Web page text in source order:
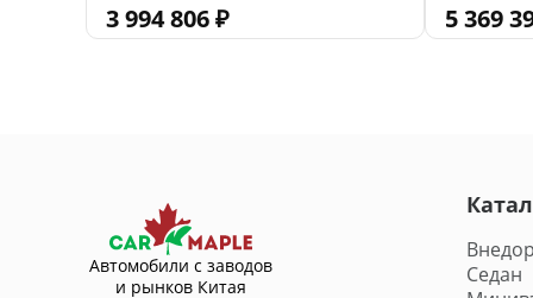
3 994 806₽ 5 369
Автомобили с заводов
и рынков Китая
Седан